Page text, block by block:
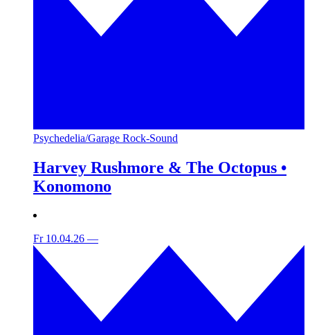
Psychedelia/Garage Rock-Sound
Harvey Rushmore & The Octopus •
Konomono
Fr 10.04.26 —